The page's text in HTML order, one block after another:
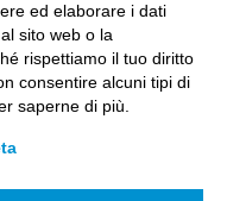
01491490023 –
IVA 01491490023
–
ed elaborare i dati
sito web o la
rispettiamo il tuo diritto
consentire alcuni tipi di
saperne di più.